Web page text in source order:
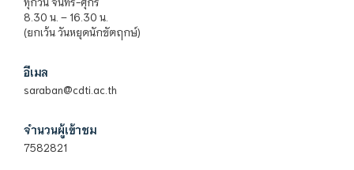
8.30 น. – 16.30 น.
(ยกเว้น วันหยุดนักขัตฤกษ์)
อีเมล
saraban@cdti.ac.th
จำนวนผู้เข้าชม
7582821